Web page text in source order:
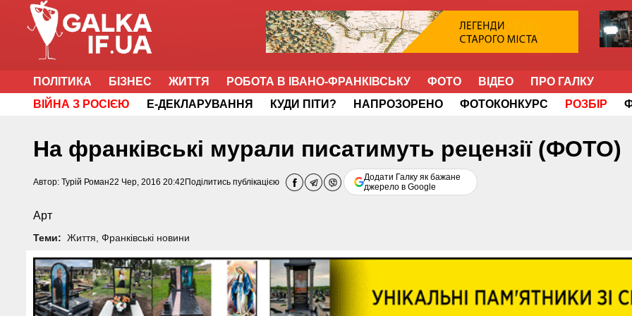
ПОЛІТИКА БІЗНЕС ЖИТТЯ РОБОТА В ІВАНО-ФРАНКІВСЬКУ ФОТО ВІДЕО
ПРО ГАЛКУ
ВІЙНА З РОСІЄЮ
Е-ДЕКЛАРУВАННЯ КУДИ ПІТИ? НАПРОЗОРЕНО ФОТОКОНКУРС РОЗБІР
На франківські мурали писатимуть рецензії (ФОТО)
Автор: Турій Роман22 Чер, 2016 20:42 Поділитись публікацією
Додати Галку як бажане
джерело в Google
Арт
Теми: Життя Франківські новини